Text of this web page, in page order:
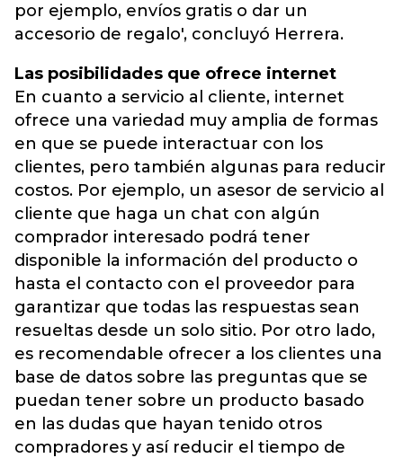
por ejemplo, envíos gratis o dar un
accesorio de regalo', concluyó Herrera.
Las posibilidades que ofrece internet
En cuanto a servicio al cliente, internet
ofrece una variedad muy amplia de formas
en que se puede interactuar con los
clientes, pero también algunas para reducir
costos. Por ejemplo, un asesor de servicio al
cliente que haga un chat con algún
comprador interesado podrá tener
disponible la información del producto o
hasta el contacto con el proveedor para
garantizar que todas las respuestas sean
resueltas desde un solo sitio. Por otro lado,
es recomendable ofrecer a los clientes una
base de datos sobre las preguntas que se
puedan tener sobre un producto basado
en las dudas que hayan tenido otros
compradores y así reducir el tiempo de